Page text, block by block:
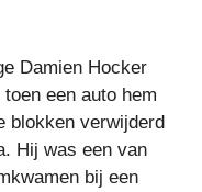
Damien Hocker
een auto hem
blokken verwijderd
Hij was een van
bij een